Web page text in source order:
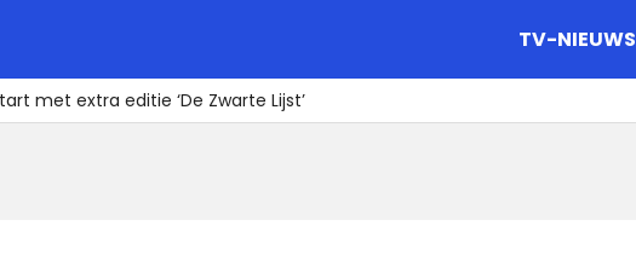
TV-NIEUWS
met extra editie ‘De Zwarte Lijst’